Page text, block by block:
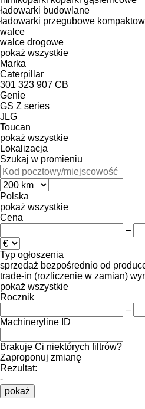
ładowarki budowlane
ładowarki przegubowe
walce
walce drogowe
pokaż wszystkie
Marka
Caterpillar
301 323 907 CB
Genie
GS Z series
JLG
Toucan
pokaż wszystkie
Lokalizacja
Szukaj w promieniu
Polska
pokaż wszystkie
Cena
–
Typ ogłoszenia
sprzedaż bezpośrednio od
trade-in (rozliczenie w zamian)
pokaż wszystkie
Rocznik
–
Machineryline ID
Brakuje Ci niektórych filtrów?
Zaproponuj zmianę
Rezultat:
-
pokaż